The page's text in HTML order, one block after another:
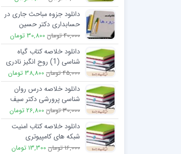
دانلود جزوه مباحث جاری در
حسابداری دکتر حسین
کرباسی یزدی
40,000 تومان 30,800 تومان
دانلود خلاصه کتاب گیاه
شناسی (1) روح انگیز نادری
45,000 تومان 38,800 تومان
دانلود خلاصه درس روان
شناسی پرورشی دکتر سیف
30,000 تومان 26,800 تومان
دانلود خلاصه کتاب امنیت
شبکه های کامپیوتری
16,000 تومان 13,300 تومان